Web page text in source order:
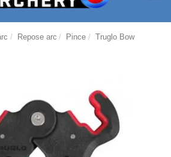
Repose arc Pince
Truglo Bow